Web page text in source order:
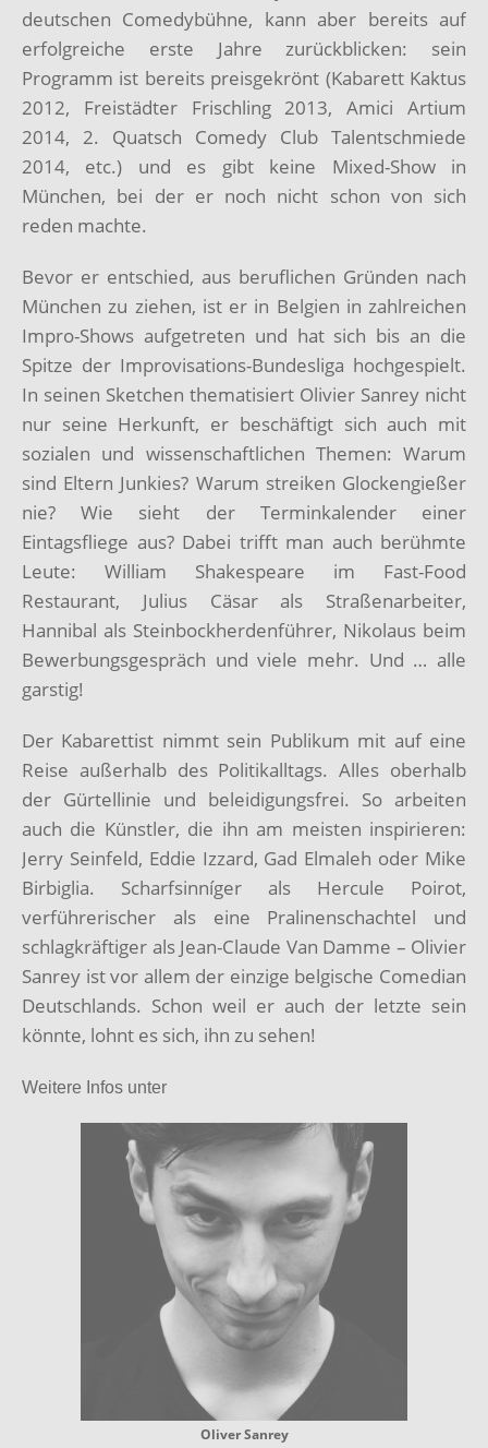
deutschen Comedybühne, kann aber bereits auf
erfolgreiche erste Jahre zurückblicken: sein
Programm ist bereits preisgekrönt (Kabarett Kaktus
2012, Freistädter Frischling 2013, Amici Artium
2014, 2. Quatsch Comedy Club Talentschmiede
2014, etc.) und es gibt keine Mixed-Show in
München, bei der er noch nicht schon von sich
reden machte.
Bevor er entschied, aus beruflichen Gründen nach
München zu ziehen, ist er in Belgien in zahlreichen
Impro-Shows aufgetreten und hat sich bis an die
Spitze der Improvisations-Bundesliga hochgespielt.
In seinen Sketchen thematisiert Olivier Sanrey nicht
nur seine Herkunft, er beschäftigt sich auch mit
sozialen und wissenschaftlichen Themen: Warum
sind Eltern Junkies? Warum streiken Glockengießer
nie? Wie sieht der Terminkalender einer
Eintagsfliege aus? Dabei trifft man auch berühmte
Leute: William Shakespeare im Fast-Food
Restaurant, Julius Cäsar als Straßenarbeiter,
Hannibal als Steinbockherdenführer, Nikolaus beim
Bewerbungsgespräch und viele mehr. Und … alle
garstig!
Der Kabarettist nimmt sein Publikum mit auf eine
Reise außerhalb des Politikalltags. Alles oberhalb
der Gürtellinie und beleidigungsfrei. So arbeiten
auch die Künstler, die ihn am meisten inspirieren:
Jerry Seinfeld, Eddie Izzard, Gad Elmaleh oder Mike
Birbiglia. Scharfsinníger als Hercule Poirot,
verführerischer als eine Pralinenschachtel und
schlagkräftiger als Jean-Claude Van Damme – Olivier
Sanrey ist vor allem der einzige belgische Comedian
Deutschlands. Schon weil er auch der letzte sein
könnte, lohnt es sich, ihn zu sehen!
Weitere Infos unter
Oliver Sanrey